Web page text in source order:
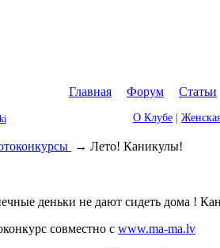
Главная
Форум Статьи
О Клубе
→ Лето! Каникулы!
деньки не дают сидеть дома !
совместно с www.ma-ma.lv